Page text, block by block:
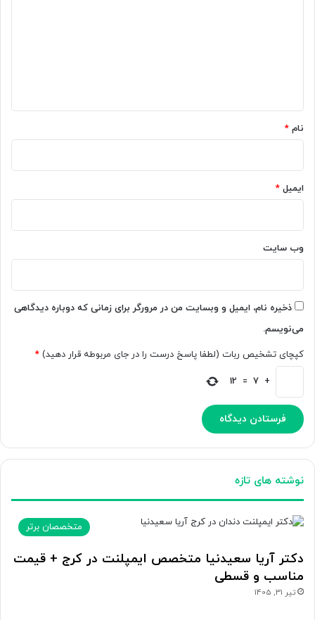
نام *
ایمیل *
وب‌ سایت
ذخیره نام، ایمیل و وبسایت من در مرورگر برای زمانی که دوباره دیدگاهی
می‌نویسم.
کپچای تشخیص ربات (لطفا پاسخ درست را در جای مربوطه قرار دهید) *
+
7
=
12
نوشته های تازه
متخصصان برتر
دکتر آریا سعیدنیا متخصص ایمپلنت در کرج + قیمت
مناسب و قسطی
تیر 31, 1405